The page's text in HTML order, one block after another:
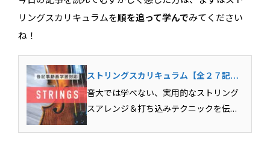
リングスカリキュラムを順を追って学んでみてください
ね！
ストリングスカリキュラム【全２７記
事】
音大では学べない、実用的なストリング
スアレンジ＆打ち込みテクニックを伝